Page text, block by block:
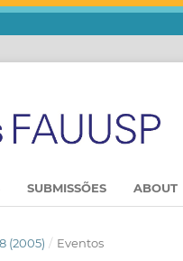
SUBMISSÕES ABOUT
(2005) / Eventos